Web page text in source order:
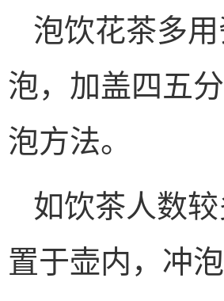
泡饮花茶多
泡，加盖四五
泡方法。
如饮茶人数
置于壶内，冲